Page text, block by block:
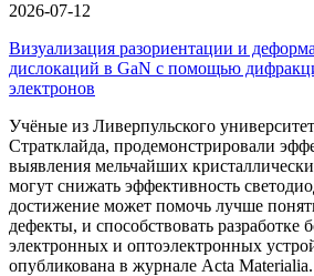
2026-07-12
Визуализация разориентации и
дислокаций в GaN с помощью
электронов
Учёные из Ливерпульского
Стратклайда, продемонстрировали
выявления мельчайших
могут снижать эффективность
достижение может помочь лучше
дефекты, и способствовать разработке
электронных и оптоэлектронных
опубликована в журнале Acta Materialia.